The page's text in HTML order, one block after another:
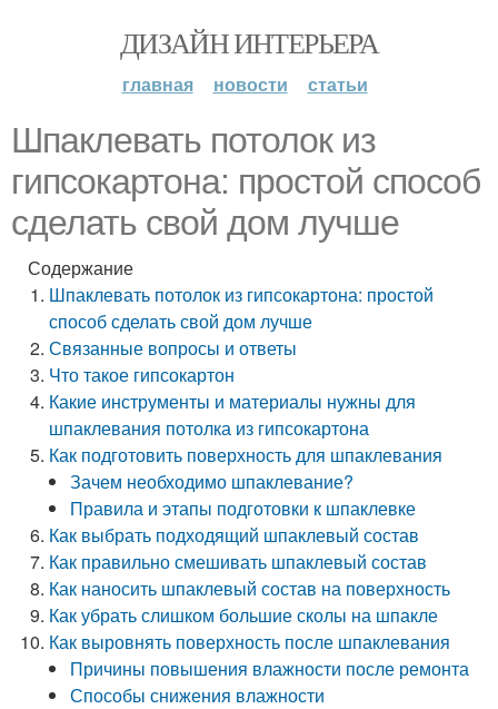
ДИЗАЙН ИНТЕРЬЕРА
главная новости статьи
Шпаклевать потолок из
гипсокартона: простой способ
сделать свой дом лучше
Содержание
Шпаклевать потолок из гипсокартона: простой
способ сделать свой дом лучше
Связанные вопросы и ответы
Что такое гипсокартон
Какие инструменты и материалы нужны для
шпаклевания потолка из гипсокартона
Как подготовить поверхность для шпаклевания
Зачем необходимо шпаклевание?
Правила и этапы подготовки к шпаклевке
Как выбрать подходящий шпаклевый состав
Как правильно смешивать шпаклевый состав
Как наносить шпаклевый состав на поверхность
Как убрать слишком большие сколы на шпакле
Как выровнять поверхность после шпаклевания
Причины повышения влажности после ремонта
Способы снижения влажности